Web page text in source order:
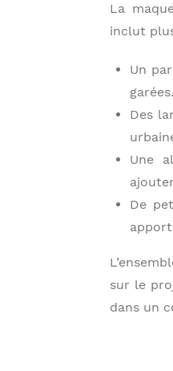
La
inclut
Un
garées.
Des
Une
De
sur le
dans un